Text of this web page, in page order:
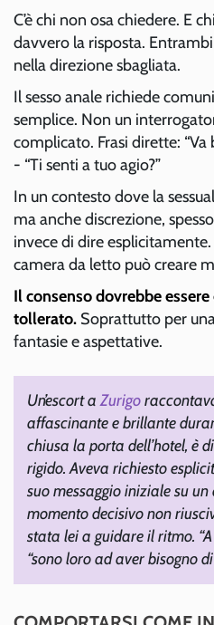
C’è chi non osa chiedere. E
davvero la risposta.
nella direzione sbagliata.
Il sesso anale richiede
semplice. Non un
complicato. Frasi dirette: “Va
- “Ti senti a tuo agio?”
In un contesto dove la
ma anche discrezione,
invece di dire
camera da letto può creare
Il consenso dovrebbe
tollerato. Soprattutto per
fantasie e aspettative.
Un’escort aZurigo
affascinante e brillante
chiusa la porta dell’hotel, è
rigido. Aveva richiesto
suo messaggio iniziale su
momento decisivo non
stata lei a guidare il ritmo.
“sono loro ad aver bisogno